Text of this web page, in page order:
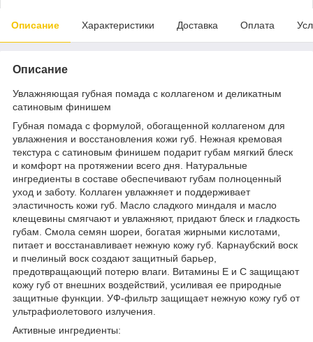
Описание Характеристики Доставка Оплата
Описание
Увлажняющая губная помада с коллагеном и деликатным
сатиновым финишем
Губная помада с формулой, обогащенной коллагеном для
увлажнения и восстановления кожи губ. Нежная кремовая
текстура с сатиновым финишем подарит губам мягкий блеск
и комфорт на протяжении всего дня. Натуральные
ингредиенты в составе обеспечивают губам полноценный
уход и заботу. Коллаген увлажняет и поддерживает
эластичность кожи губ. Масло сладкого миндаля и масло
клещевины смягчают и увлажняют, придают блеск и гладкость
губам. Смола семян шореи, богатая жирными кислотами,
питает и восстанавливает нежную кожу губ. Карнаубский воск
и пчелиный воск создают защитный барьер,
предотвращающий потерю влаги. Витамины Е и С защищают
кожу губ от внешних воздействий, усиливая ее природные
защитные функции. УФ-фильтр защищает нежную кожу губ от
ультрафиолетового излучения.
Активные ингредиенты: